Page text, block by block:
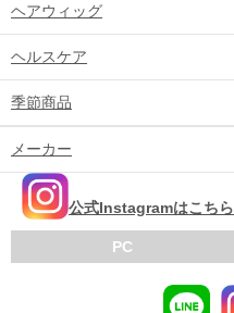
ヘアウィッグ
ヘルスケア
季節商品
メーカー
公式Instagramはこちら
PC